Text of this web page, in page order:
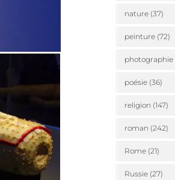
nature (37)
peinture (72)
photographie
poésie (36)
religion (147)
roman (242)
Rome (21)
Russie (27)